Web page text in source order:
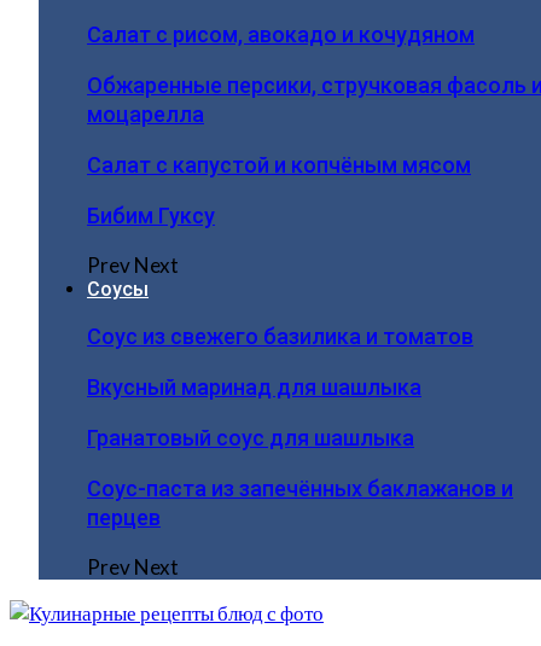
Салат с рисом, авокадо и кочудяном
Обжаренные персики, стручковая фасоль
моцарелла
Салат с капустой и копчёным мясом
Бибим Гуксу
PrevNext
Соусы
Соус из свежего базилика и томатов
Вкусный маринад для шашлыка
Гранатовый соус для шашлыка
Соус-паста из запечённых баклажанов и
перцев
PrevNext